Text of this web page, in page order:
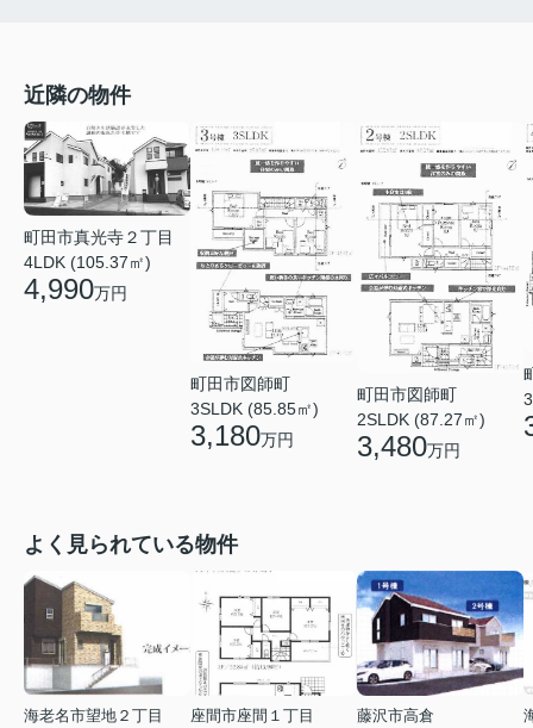
近隣の物件
町田市真光寺２丁目
4LDK (105.37㎡)
4,990万円
町田市図師町
3SLDK (85.85㎡)
3,180万円
町田市図師町
2SLDK (87.27㎡)
3,480万円
よく見られている物件
海老名市望地２丁目
座間市座間１丁目
藤沢市高倉